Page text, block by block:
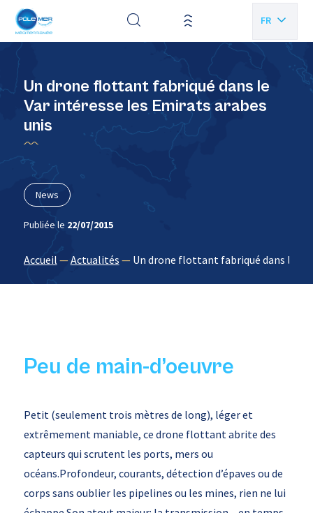
FR
EN
Un drone flottant fabriqué dans le
Var intéresse les Emirats arabes
unis
News
Publiée le 22/07/2015
Accueil —Actualités — Un drone flottant fabriqué dans le
Peu de main-d’oeuvre
Petit (seulement trois mètres de long), léger et
extrêmement maniable, ce drone flottant abrite des
capteurs qui scrutent les ports, mers ou
océans.Profondeur, courants, détection d’épaves ou de
corps sans oublier les pipelines ou les mines, rien ne lui
Panneau de gestion des cookies